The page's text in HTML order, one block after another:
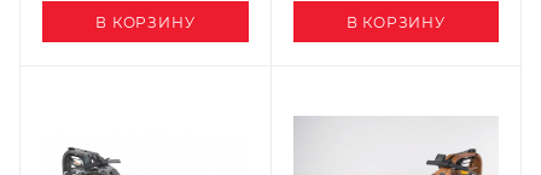
В КОРЗИНУ В КОРЗИНУ